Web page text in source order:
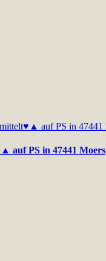
auf PS in 47441 Moers